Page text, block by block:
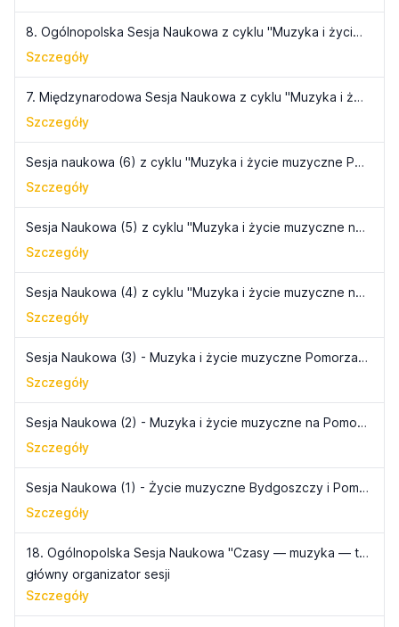
8. Ogólnopolska Sesja Naukowa z cyklu "Muzyka i życie muzyczne Pomorza i Kujaw" - Instytucje i stowarzyszenia
Szczegóły
7. Międzynarodowa Sesja Naukowa z cyklu "Muzyka i życie muzyczne Pomorza i Kujaw" - "Muzyka i media"
Szczegóły
Sesja naukowa (6) z cyklu "Muzyka i życie muzyczne Pomorza i Kujaw" - Twórcy i animatorzy muzyki na Pomorzu i Kujawach
Szczegóły
Sesja Naukowa (5) z cyklu "Muzyka i życie muzyczne na Pomorzu i Kujawach" - Tradycje muzyki instrumentalnej na Pomorzu i Kujawach
Szczegóły
Sesja Naukowa (4) z cyklu "Muzyka i życie muzyczne na Pomorzu i Kujawach" - Śpiewactwo polskie na Ziemi Bydgoskiej
Szczegóły
Sesja Naukowa (3) - Muzyka i życie muzyczne Pomorza i Kujaw
Szczegóły
Sesja Naukowa (2) - Muzyka i życie muzyczne na Pomorzu i Kujawach w latach 1945-1992 (2)
Szczegóły
Sesja Naukowa (1) - Życie muzyczne Bydgoszczy i Pomorza w latach 1919-1939 (1)
Szczegóły
18. Ogólnopolska Sesja Naukowa "Czasy — muzyka — twórcy"
główny organizator sesji
Szczegóły